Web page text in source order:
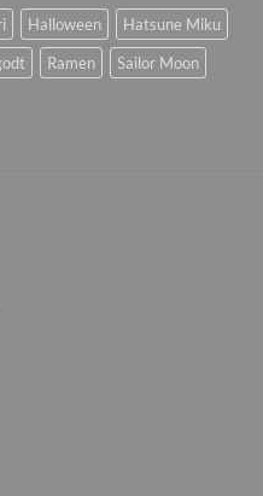
Halloween
Hatsune Miku
Ramen
Sailor Moon